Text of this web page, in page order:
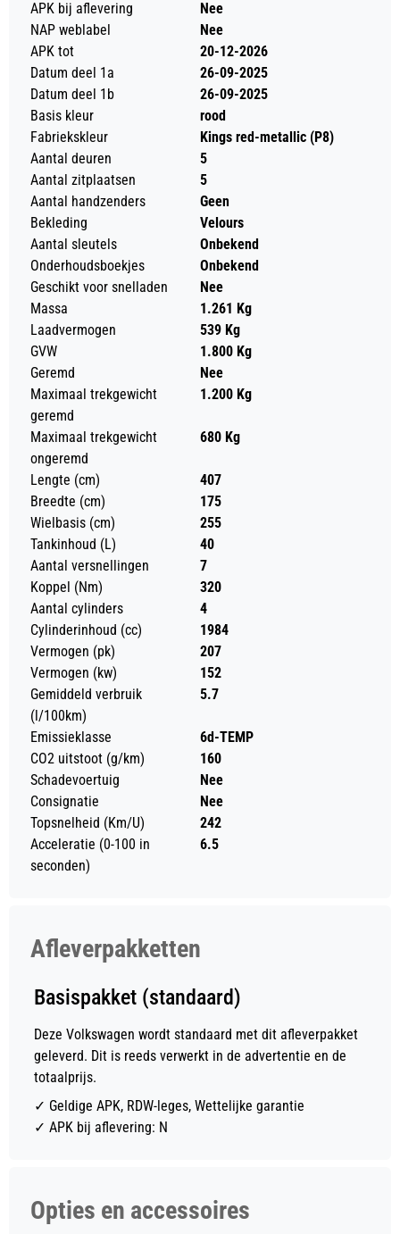
APK bij aflevering
Nee
NAP weblabel
Nee
APK tot
20-12-2026
Datum deel 1a
26-09-2025
Datum deel 1b
26-09-2025
Basis kleur
rood
Fabriekskleur
Kings red-metallic (P8)
Aantal deuren
5
Aantal zitplaatsen
5
Aantal handzenders
Geen
Bekleding
Velours
Aantal sleutels
Onbekend
Onderhoudsboekjes
Onbekend
Geschikt voor snelladen
Nee
Massa
1.261 Kg
Laadvermogen
539 Kg
GVW
1.800 Kg
Geremd
Nee
Maximaal trekgewicht
geremd
1.200 Kg
Maximaal trekgewicht
ongeremd
680 Kg
Lengte (cm)
407
Breedte (cm)
175
Wielbasis (cm)
255
Tankinhoud (L)
40
Aantal versnellingen
7
Koppel (Nm)
320
Aantal cylinders
4
Cylinderinhoud (cc)
1984
Vermogen (pk)
207
Vermogen (kw)
152
Gemiddeld verbruik
(l/100km)
5.7
Emissieklasse
6d-TEMP
CO2 uitstoot (g/km)
160
Schadevoertuig
Nee
Consignatie
Nee
Topsnelheid (Km/U)
242
Acceleratie (0-100 in
seconden)
6.5
Afleverpakketten
Basispakket (standaard)
Deze Volkswagen wordt standaard met dit afleverpakket
geleverd. Dit is reeds verwerkt in de advertentie en de
totaalprijs.
✓ Geldige APK, RDW-leges, Wettelijke garantie
✓ APK bij aflevering: N
Opties en accessoires